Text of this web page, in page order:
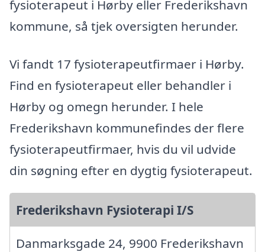
fysioterapeut i Hørby eller Frederikshavn
kommune, så tjek oversigten herunder.
Vi fandt 17 fysioterapeutfirmaer i Hørby.
Find en fysioterapeut eller behandler i
Hørby og omegn herunder. I hele
Frederikshavn kommunefindes der flere
fysioterapeutfirmaer, hvis du vil udvide
din søgning efter en dygtig fysioterapeut.
Frederikshavn Fysioterapi I/S
Danmarksgade 24, 9900 Frederikshavn